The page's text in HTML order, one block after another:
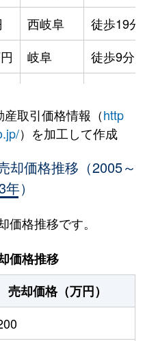
西岐阜
徒歩19分
岐阜
徒歩9分
岐阜
徒歩11分
岐阜
岐阜
岐阜
徒歩14分
取引価格情報（http
）を加工して作成
却価格推移（2005～
）
格推移です。
価格推移
売却価格（万円）